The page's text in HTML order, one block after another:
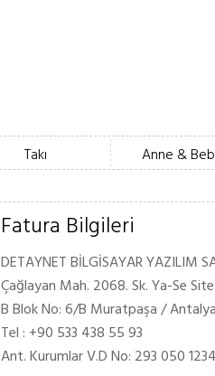
Takı Anne &
Fatura Bilgileri
DETAYNET BİLGİSAYAR YAZILIM
Çağlayan Mah. 2068. Sk. Ya-Se
B Blok No: 6/B Muratpaşa /
Tel : +90 533 438 55 93
Ant. Kurumlar V.D No: 293 050